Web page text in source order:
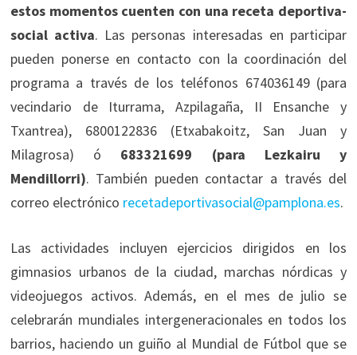
estos momentos cuenten con una receta deportiva-
social activa. Las personas interesadas en participar
pueden ponerse en contacto con la coordinación del
programa a través de los teléfonos 674036149 (para
vecindario de Iturrama, Azpilagaña, II Ensanche y
Txantrea), 6800122836 (Etxabakoitz, San Juan y
Milagrosa) ó 683321699 (para Lezkairu y
Mendillorri). También pueden contactar a través del
correo electrónico recetadeportivasocial@pamplona.es.
Las actividades incluyen ejercicios dirigidos en los
gimnasios urbanos de la ciudad, marchas nórdicas y
videojuegos activos. Además, en el mes de julio se
celebrarán mundiales intergeneracionales en todos los
barrios, haciendo un guiño al Mundial de Fútbol que se